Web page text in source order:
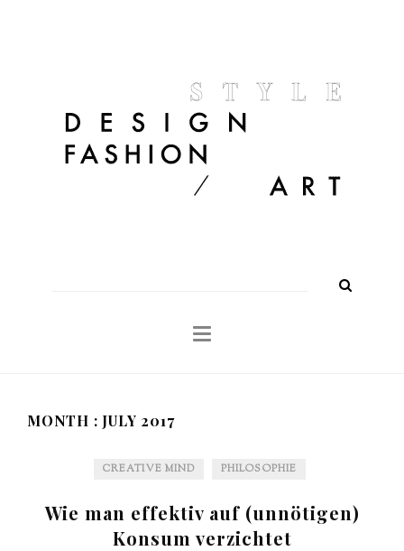
INTERIOR
MONTH : JULY 2017
CREATIVE MIND PHILOSOPHIE
Wie man effektiv auf (unnötigen)
Konsum verzichtet